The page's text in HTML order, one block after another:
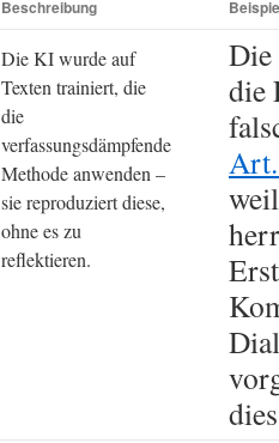
Beschreibung
Die KI wurde auf
Texten trainiert, die
die
verfassungsdämpfende
Methode anwenden –
sie reproduziert diese,
ohne es zu
reflektieren.
die